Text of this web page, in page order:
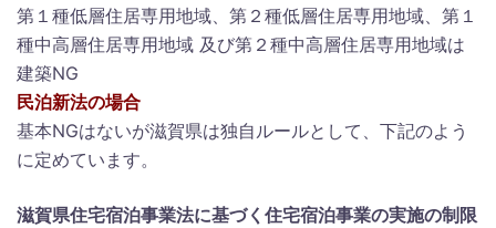
第１種低層住居専用地域、第２種低層住居専用地域、第１
種中高層住居専用地域 及び第２種中高層住居専用地域は
建築NG
民泊新法の場合
基本NGはないが滋賀県は独自ルールとして、下記のよう
に定めています。
滋賀県住宅宿泊事業法に基づく住宅宿泊事業の実施の制限